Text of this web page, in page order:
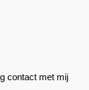
contact met mij